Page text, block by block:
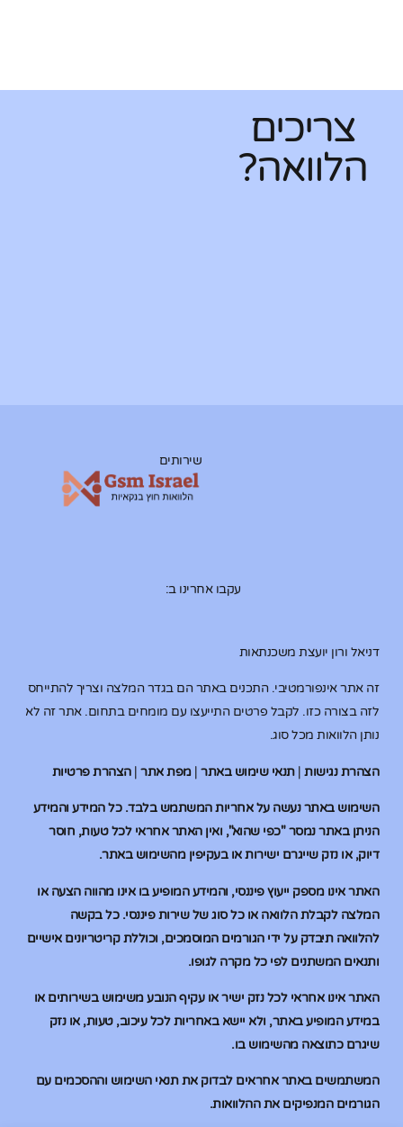
צריכים
הלוואה?
דניאל ורון יועצת משכנתאות
זה אתר אינפורמטיבי. התכנים באתר הם בגדר המלצה וצריך להתייחס
לזה בצורה כזו. לקבל פרטים התייעצו עם מומחים בתחום. אתר זה לא
נותן הלוואות מכל סוג.
הצהרת נגישות|תנאי שימוש באתר|מפת אתר|הצהרת פרטיות
השימוש באתר נעשה על אחריות המשתמש בלבד. כל המידע והמידע
הניתן באתר נמסר "כפי שהוא", ואין האתר אחראי לכל טעות, חוסר
דיוק, או נזק שייגרם ישירות או בעקיפין מהשימוש באתר.
האתר אינו מספק ייעוץ פיננסי, והמידע המופיע בו אינו מהווה הצעה או
המלצה לקבלת הלוואה או כל סוג של שירות פיננסי. כל בקשה
להלוואה תיבדק על ידי הגורמים המוסמכים, וכוללת קריטריונים אישיים
ותנאים המשתנים לפי כל מקרה לגופו.
האתר אינו אחראי לכל נזק ישיר או עקיף הנובע משימוש בשירותים או
במידע המופיע באתר, ולא יישא באחריות לכל עיכוב, טעות, או נזק
שיגרם כתוצאה מהשימוש בו.
המשתמשים באתר אחראים לבדוק את תנאי השימוש וההסכמים עם
הגורמים המנפיקים את ההלוואות.
שירותים
עקבו אחרינו ב: